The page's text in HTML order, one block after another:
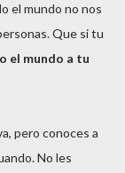
el mundo no nos
Que si tu
el mundo a tu
pero conoces a
No les